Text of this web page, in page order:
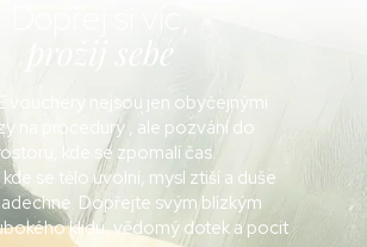
prožij sebe
vouchery nejsou jen obyčejnými
na procedury , ale pozvání do
kde se zpomalí čas.
se tělo uvolní, mysl ztiší a duše
Dopřejte svým blízkým
klidu, vědomý dotek a pocit